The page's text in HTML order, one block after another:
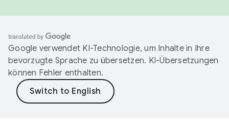
Google verwendet KI-Technologie, um Inhalte in Ihre
bevorzugte Sprache zu übersetzen. KI-Übersetzungen
können Fehler enthalten.